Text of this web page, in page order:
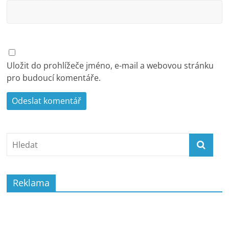
Uložit do prohlížeče jméno, e-mail a webovou stránku
pro budoucí komentáře.
Reklama